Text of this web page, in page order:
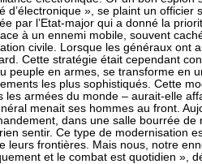
d’électronique », se plaint un
par l’Etat-major qui a donné la
à un ennemi mobile, souvent
civile. Lorsque les généraux ont
Cette stratégie était cependant
peuple en armes, se transforme en
les plus sophistiqués. Cette
les armées du monde – aurait-elle
menait ses hommes au front.
dans une salle bourrée de
sentir. Ce type de modernisation
leurs frontières. Mais nous, notre
et le combat est quotidien »,